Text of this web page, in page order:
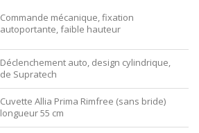
Commande mécanique, fixation
autoportante, faible hauteur
Déclenchement auto, design cylindrique,
de Supratech
Cuvette Allia Prima Rimfree (sans bride)
longueur 55 cm